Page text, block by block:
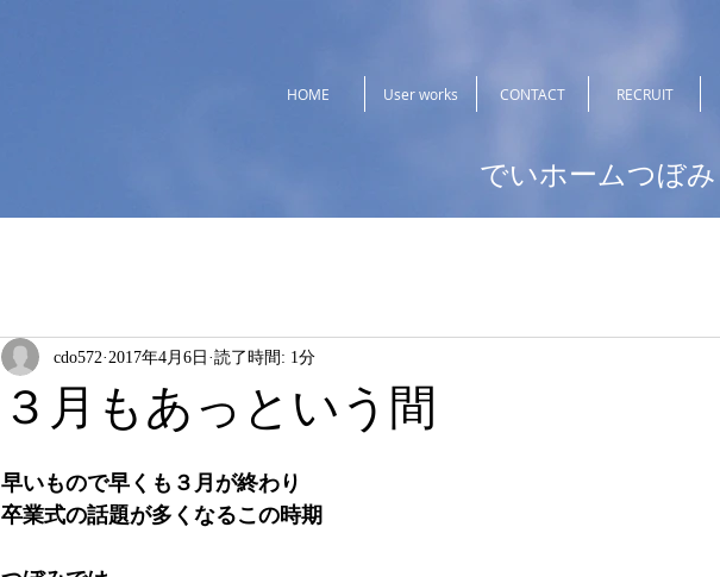
HOME User works CONTACT RECRUIT
でいホームつぼみ
３月もあっという間
cdo572 2017年4月6日 読了時間: 1分
早いもので早くも３月が終わり
卒業式の話題が多くなるこの時期